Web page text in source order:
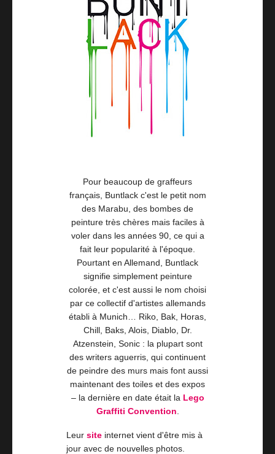
Pour beaucoup de graffeurs
français, Buntlack c'est le petit nom
des Marabu, des bombes de
peinture très chères mais faciles à
voler dans les années 90, ce qui a
fait leur popularité à l'époque.
Pourtant en Allemand, Buntlack
signifie simplement peinture
colorée, et c'est aussi le nom choisi
par ce collectif d'artistes allemands
établi à Munich… Riko, Bak, Horas,
Chill, Baks, Alois, Diablo, Dr.
Atzenstein, Sonic : la plupart sont
des writers aguerris, qui continuent
de peindre des murs mais font aussi
maintenant des toiles et des expos
– la dernière en date était la Lego
Graffiti Convention
Leursite internet vient d'être mis à
jour avec de nouvelles photos.